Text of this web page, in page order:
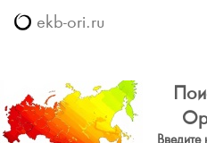
ekb-ori.ru
Введите